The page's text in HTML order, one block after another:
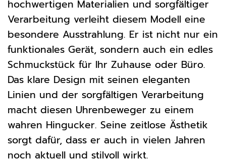
hochwertigen Materialien und sorgfältiger
Verarbeitung verleiht diesem Modell eine
besondere Ausstrahlung. Er ist nicht nur ein
funktionales Gerät, sondern auch ein edles
Schmuckstück für Ihr Zuhause oder Büro.
Das klare Design mit seinen eleganten
Linien und der sorgfältigen Verarbeitung
macht diesen Uhrenbeweger zu einem
wahren Hingucker. Seine zeitlose Ästhetik
sorgt dafür, dass er auch in vielen Jahren
noch aktuell und stilvoll wirkt.